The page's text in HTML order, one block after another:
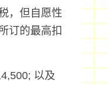
，但自愿性
订的最高扣
以及